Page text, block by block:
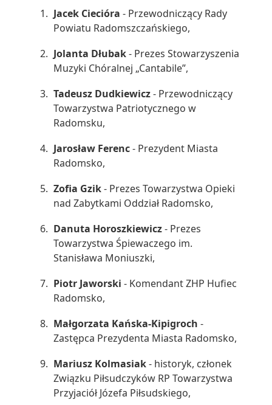
Jacek Ciecióra - Przewodniczący Rady
Powiatu Radomszczańskiego,
Jolanta Dłubak- Prezes Stowarzyszenia
Muzyki Chóralnej „Cantabile”,
Tadeusz Dudkiewicz- Przewodniczący
Towarzystwa Patriotycznego w
Radomsku,
Jarosław Ferenc- Prezydent Miasta
Radomsko,
Zofia Gzik- Prezes Towarzystwa Opieki
nad Zabytkami Oddział Radomsko,
Danuta Horoszkiewicz- Prezes
Towarzystwa Śpiewaczego im.
Stanisława Moniuszki,
Piotr Jaworski - Komendant ZHP Hufiec
Radomsko,
Małgorzata Kańska-Kipigroch -
Zastępca Prezydenta Miasta Radomsko,
Mariusz Kolmasiak- historyk, członek
Związku Piłsudczyków RP Towarzystwa
Przyjaciół Józefa Piłsudskiego,